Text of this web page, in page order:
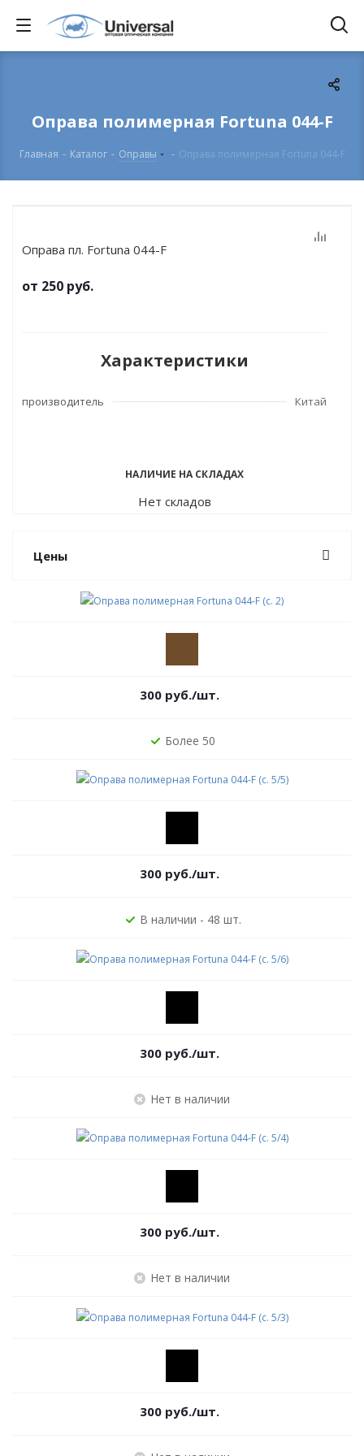
Оправа полимерная Fortuna 044-F
Главная - Каталог - Оправы - Оправа полимерная Fortuna 044-F
Оправа пл. Fortuna 044-F
от 250 руб.
Характеристики
производитель Китай
НАЛИЧИЕ НА СКЛАДАХ
Нет складов
Цены
300руб./шт.
Более 50
300руб./шт.
В наличии - 48 шт.
300руб./шт.
Нет в наличии
300руб./шт.
Нет в наличии
300руб./шт.